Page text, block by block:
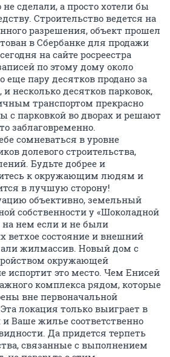
сделали, а просто хотели бы
Строительство ведется на
разрешения, объект прошел
в Сбербанке для продажи
на сайте росреестра
по этому дому около
еще пару десятков продано за
несколько десятков парковок,
транспортом прекрасно
с парковкой во дворах и решают
заблаговременно.
сомневаться в уровне
долевого строительства,
Будьте добрее и
к окружающим людям и
в лучшую сторону!
объективно, земельный
собственности у «Шоколадной
на нем если и не были
ветхое состояние и внешний
жилмассив. Новый дом с
окружающей
испортит это место. Чем Енисей
комплекса рядом, которые
вне первоначальной
локация только выиграет в
Ваше жилье соответственно
Да придется терпеть
связанные с выполнением